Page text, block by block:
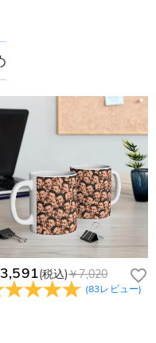
へご発送の場合、中継料が
作品のため、ご入金を確
産品ではなく、一つ一つ手
商品ページに記載しており
いた「配送方法」の選択に
詳細は
までご
梱されますか？
は、ご注文明細をメールに
は可能でしょうか。
希望の場合は、カスタマー
をお送りください。配送先
す。また、海外配送の際は
ざいます。
の未使用品の返品は可能で
の返品手数料(材料費)が発
品についてまでご確認くだ
ますか？
文内容に間違いでもありま
Eメール：
ださい。ご連絡頂く時に注
せん。
い場合、次の可能性が考え
ダに移動されている。解決
るDrawelryからのメールを
からの
、コンビニ前払い、
お選びいただけます。
はいつまででしょう
(税込)￥7,020
(83レビュー)